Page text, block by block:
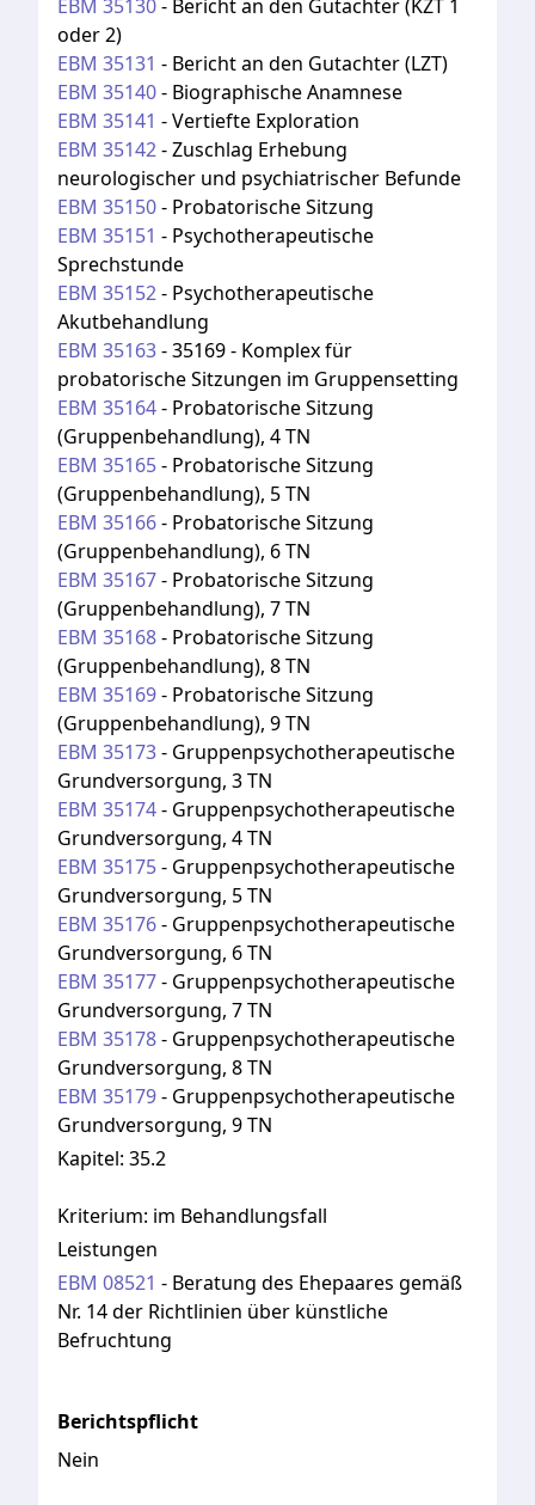
EBM 35130- Bericht an den Gutachter (KZT 1
oder 2)
EBM 35131 - Bericht an den Gutachter (LZT)
EBM 35140- Biographische Anamnese
EBM 35141 -Vertiefte Exploration
EBM 35142-Zuschlag Erhebung
neurologischer und psychiatrischer Befunde
EBM 35150- Probatorische Sitzung
EBM 35151 - Psychotherapeutische
Sprechstunde
EBM 35152- Psychotherapeutische
Akutbehandlung
EBM 35163-35169 - Komplex für
probatorische Sitzungen im Gruppensetting
EBM 35164- Probatorische Sitzung
(Gruppenbehandlung), 4 TN
EBM 35165- Probatorische Sitzung
(Gruppenbehandlung), 5 TN
EBM 35166- Probatorische Sitzung
(Gruppenbehandlung), 6 TN
EBM 35167- Probatorische Sitzung
(Gruppenbehandlung), 7 TN
EBM 35168- Probatorische Sitzung
(Gruppenbehandlung), 8 TN
EBM 35169- Probatorische Sitzung
(Gruppenbehandlung), 9 TN
EBM 35173- Gruppenpsychotherapeutische
Grundversorgung, 3 TN
EBM 35174- Gruppenpsychotherapeutische
Grundversorgung, 4 TN
EBM 35175- Gruppenpsychotherapeutische
Grundversorgung, 5 TN
EBM 35176- Gruppenpsychotherapeutische
Grundversorgung, 6 TN
EBM 35177- Gruppenpsychotherapeutische
Grundversorgung, 7 TN
EBM 35178- Gruppenpsychotherapeutische
Grundversorgung, 8 TN
EBM 35179- Gruppenpsychotherapeutische
Grundversorgung, 9 TN
Kapitel: 35.2
Kriterium: im Behandlungsfall
Leistungen
EBM 08521 - Beratung des Ehepaares gemäß
Nr. 14 der Richtlinien über künstliche
Befruchtung
Berichtspflicht
Nein